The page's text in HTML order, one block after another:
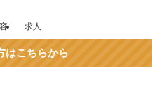
求人
はこちらから